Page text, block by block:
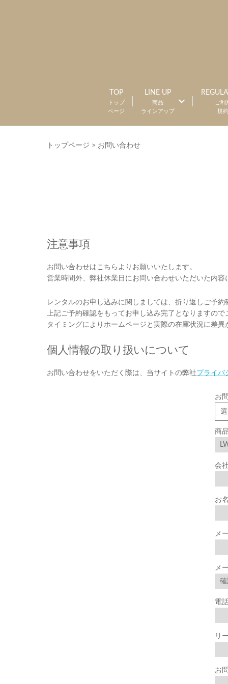
TOP
トップ
ページ
LINE UP
商品
ラインアップ
ご利
規約
トップページ > お問い合わせ
注意事項
お問い合わせはこちらよりお願いいたします。
営業時間外、弊社休業日にお問い合わせいただいた内
レンタルのお申し込みに関しましては、折り返しご予
上記ご予約確認をもってお申し込み完了となりますので
タイミングによりホームページと実際の在庫状況に差
個人情報の取り扱いについて
お問い合わせをいただく際は、当サイトの弊社プライバ
お
商
会
お
メ
メ
電
リ
お